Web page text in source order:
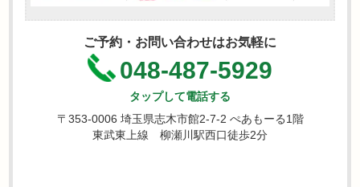
ご予約・お問い合わせはお気軽に
048-487-5929
タップして電話する
〒353-0006 埼玉県志木市館2-7-2 ぺあもーる1階
東武東上線 柳瀬川駅西口徒歩2分